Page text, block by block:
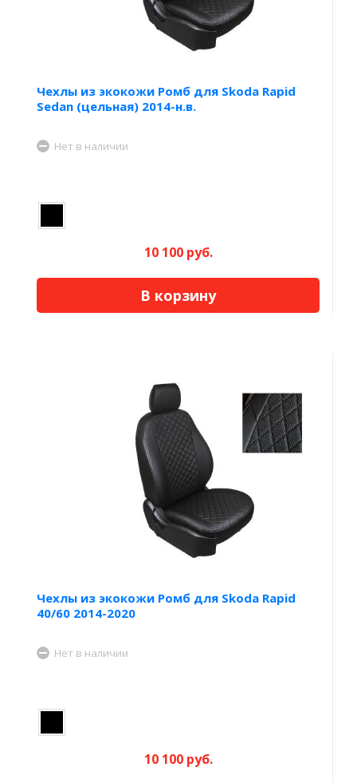
Чехлы из экокожи Ромб для Skoda Rapid
Sedan (цельная) 2014-н.в.
Нет в наличии
10 100 руб.
В корзину
Чехлы из экокожи Ромб для Skoda Rapid
40/60 2014-2020
Нет в наличии
10 100 руб.